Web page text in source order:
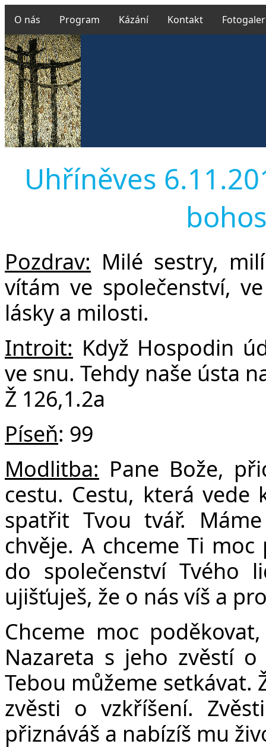
O nás Program Kázání Kontakt
Uhříněves
Pozdrav: Milé sestry,
vítám ve společenství,
lásky a milosti.
Introit: Když Hospodin
ve snu. Tehdy naše ústa
Ž 126,1.2a
Píseň: 99
Modlitba: Pane Bože,
cestu. Cestu, která vede
spatřit Tvou tvář.
chvěje. A chceme Ti
do společenství Tvého
ujišťuješ, že o nás víš a
Chceme moc
Nazareta s jeho zvěstí
Tebou můžeme setkávat.
zvěsti o vzkříšení.
přiznáváš a nabízíš mu